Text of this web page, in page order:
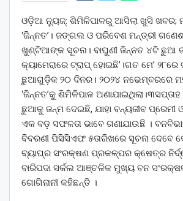
ଓଡ଼ିଆ ନ୍ୟୁଜ୍: ଶିମିଳିପାଳରୁ ଆସିଲା ଖୁସି ଖବର;
‘ଜିନ୍ନତ’। ଜଙ୍ଗଲ ଓ ପରିବେଶ ମନ୍ତ୍ରୀ ଗଣେଶ
ଖୁଣ୍ଟିଆଙ୍କ ସୂଚନା। ବାଘୁଣୀ ଜିନ୍ନତ ୪ଟି ଛୁଆ
କ୍ୟାମେରାରେ ଟ୍ରାପ୍‌ ହୋଇଛି’।ଗତ ମେ’ ୨୮ରେ
ଛୁଆଗୁଡ଼ିକ ୨୦ ଦିନର। ୨୦୨୪ ନଭେମ୍ବରରେ
‘ଜିନ୍ନତ’କୁ ଶିମିଳିପାଳ
ଛୁଆକୁ ଜନ୍ମ ଦେଇଛି, ଯାହା ବନ୍ୟଜୀବ ପ୍ରେମୀ
ଏକ ବଡ଼ ସଫଳତା ଭାବେ ଗଣାଯାଉଛି ।
ବିବରଣୀ ପିସିସିଏଫ ୫ତାରିଖରେ ସୂଚନା ଦେବେ
ବ୍ୟାଘ୍ର ସଂରକ୍ଷଣ ପ୍ରକଳ୍ପର କ୍ଷେତ୍ର
ବାରିପଦା ସର୍କଲ ଆଞ୍ଚଳିକ ମୁଖ୍ୟ ବନ
ଗୋଗିନାନୀ କହିଛନ୍ତି ।